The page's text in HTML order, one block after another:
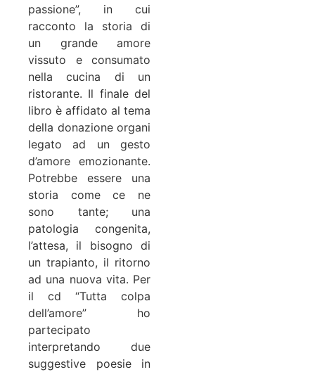
passione”, in cui
racconto la storia di
un grande amore
vissuto e consumato
nella cucina di un
ristorante. Il finale del
libro è affidato al tema
della donazione organi
legato ad un gesto
d’amore emozionante.
Potrebbe essere una
storia come ce ne
sono tante; una
patologia congenita,
l’attesa, il bisogno di
un trapianto, il ritorno
ad una nuova vita. Per
il cd “Tutta colpa
dell’amore” ho
partecipato
interpretando due
suggestive poesie in